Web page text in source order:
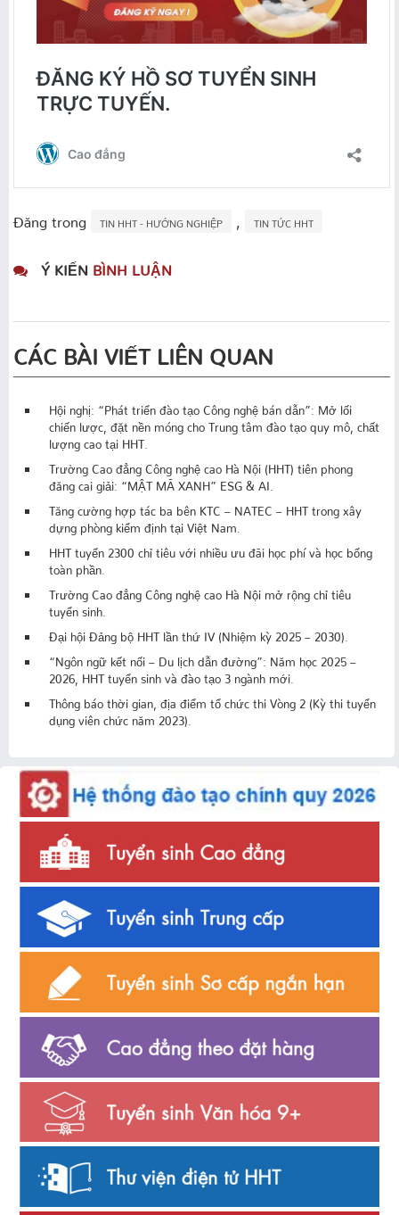
Đăng trong TIN HHT - HƯỚNG NGHIỆP TIN TỨC HHT
Ý KIẾN BÌNH LUẬN
CÁC BÀI VIẾT LIÊN QUAN
Hội nghị: “Phát triển đào tạo Công nghệ bán dẫn”: Mở lối
chiến lược, đặt nền móng cho Trung tâm đào tạo quy mô, chất
lượng cao tại HHT.
Trường Cao đẳng Công nghệ cao Hà Nội (HHT) tiên phong
đăng cai giải: “MẬT MÃ XANH” ESG & AI.
Tăng cường hợp tác ba bên KTC – NATEC – HHT trong xây
dựng phòng kiểm định tại Việt Nam.
HHT tuyển 2300 chỉ tiêu với nhiều ưu đãi học phí và học bổng
toàn phần.
Trường Cao đẳng Công nghệ cao Hà Nội mở rộng chỉ tiêu
tuyển sinh.
Đại hội Đảng bộ HHT lần thứ IV (Nhiệm kỳ 2025 – 2030).
“Ngôn ngữ kết nối – Du lịch dẫn đường”: Năm học 2025 –
2026, HHT tuyển sinh và đào tạo 3 ngành mới.
Thông báo thời gian, địa điểm tổ chức thi Vòng 2 (Kỳ thi tuyển
dụng viên chức năm 2023).